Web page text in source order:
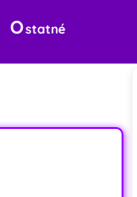
Ostatné